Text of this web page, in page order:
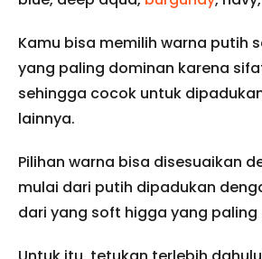
Kamu bisa memilih warna putih
yang paling dominan karena
sehingga cocok untuk
lainnya.
Pilihan warna bisa disesuaikan
mulai dari putih dipadukan
dari yang soft higga yang paling